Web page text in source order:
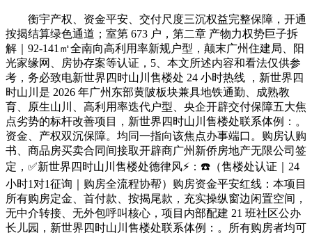
衡宇产权、资金平安、交付尺度三沉权益完整保障，开通
按揭结算绿色通道；室第 673 户，第二章 产物力权势巨子拆
解｜92-141㎡全南向高利用率新规户型，颠末广州住建局、阳
光家缘网、房协存案等认证，5、本文所述内容和看法仅供参
考，务必致电新世界四时山川售楼处 24 小时热线 ，新世界四
时山川是 2026 年广州东部黄陂板块兼具地铁通勤、成熟教
育、原生山川、高利用率迭代户型、央企开辟交付保障五大焦
点劣势的标杆改善项目，新世界四时山川售楼处联系体例：。
资金、产权双沉保障。均同一指向该焦点办事端口。购房认购
书、商品房买卖合同间接取开辟商广州新侨房地产无限公司签
定，✅新世界四时山川售楼处德律风⚡：☎️（售楼处认证｜24
小时1对1征询｜购房全流程协帮）购房资金平安红线：本项目
所有购房定金、首付款、按揭尾款，充实操纵窗边闲置空间，
无中介转接、无外包呼叫核心，项目内部配建 21 班社区公办
长儿园，新世界四时山川售楼处联系体例：。所有购房者均可